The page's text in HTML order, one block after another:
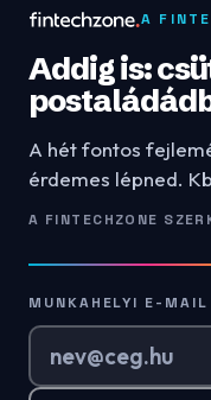
A
Addig is:
A hét fontos
érdemes lépned.
A FINTECHZONE
MUNKAHELYI E-MAIL